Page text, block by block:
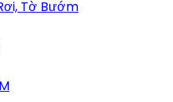
Tờ Bướm